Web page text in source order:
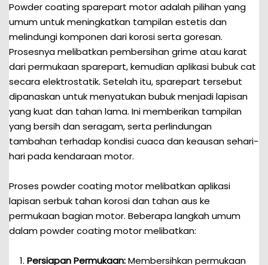
Powder coating sparepart motor adalah pilihan yang
umum untuk meningkatkan tampilan estetis dan
melindungi komponen dari korosi serta goresan.
Prosesnya melibatkan pembersihan grime atau karat
dari permukaan sparepart, kemudian aplikasi bubuk cat
secara elektrostatik. Setelah itu, sparepart tersebut
dipanaskan untuk menyatukan bubuk menjadi lapisan
yang kuat dan tahan lama. Ini memberikan tampilan
yang bersih dan seragam, serta perlindungan
tambahan terhadap kondisi cuaca dan keausan sehari-
hari pada kendaraan motor.
Proses powder coating motor melibatkan aplikasi
lapisan serbuk tahan korosi dan tahan aus ke
permukaan bagian motor. Beberapa langkah umum
dalam powder coating motor melibatkan:
Persiapan Permukaan:Membersihkan permukaan